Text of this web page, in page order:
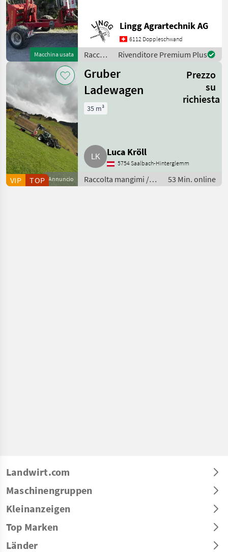
Macchina usata
Rundballenwickler. Ideal
fürs steile Gelände, da die
Ballen gehalten werden
können. Der Wickle
Lingg Agrartechnik AG
6112 Doppleschwand
Raccolta
/ Fort
Rivenditore Premium Plus
Annuncio
VIP TOP
Gruber
Ladewagen
Prezzo
su
richiesta
35 m³
Luca Kröll
5754 Saalbach-Hinterglemm
Raccolta mangimi /
Autocaricanti
53 Min. online
Landwirt.com
Maschinengruppen
Kleinanzeigen
Top Marken
Länder